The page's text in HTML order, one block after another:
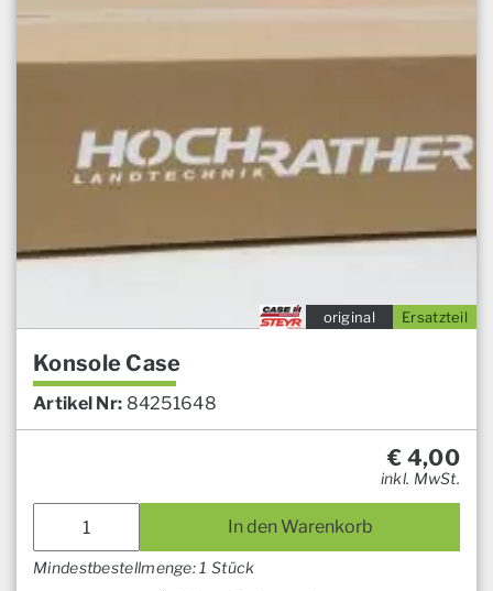
Ersatzteil
original
Konsole Case
Artikel Nr: 84251648
€ 4,00
inkl. MwSt.
In den Warenkorb
Mindestbestellmenge: 1 Stück